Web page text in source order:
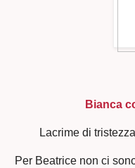
Bianca
Lacrime di
Per Beatrice non ci